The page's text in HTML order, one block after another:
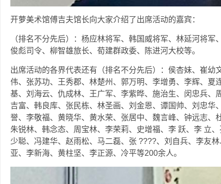
开萝美术馆傅吉夫馆长向大家介绍了出席活动的嘉宾：
（排名不分先后）：杨应林将军、韩国威将军、林延河将
俊彪司令、柳智雄旅长、荀建群政委、陈进河大校等。
出席活动的各界代表还有（排名不分先后）：侯杏妹、崔幼
伟、张苏功、王秀郡、林楚州、郭万明、李增勇、李辉、夏
基、刘海云、仇成林、王广军、李紫晔、施治生、闵忠兵、
吉富、韩良库、张民栋、林圣画、刘金恩、谭国帅、刘忠华
誉、李敬福、黄晓华、黄水荣、张居中、魏言峰、钟远志、
朱锐林、韩念态、周宝林、李荣莉、史增福、李 跃、李 立
少聪、冯建华、赵雨松、马二磊、张 ????、刘自兵、李友
亚、李新海、黄柱坚、李正源、冷平等200余人。